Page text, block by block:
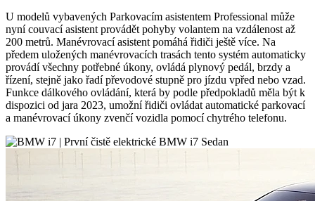
U modelů vybavených Parkovacím asistentem Professional může
nyní couvací asistent provádět pohyby volantem na vzdálenost až
200 metrů. Manévrovací asistent pomáhá řidiči ještě více. Na
předem uložených manévrovacích trasách tento systém automaticky
provádí všechny potřebné úkony, ovládá plynový pedál, brzdy a
řízení, stejně jako řadí převodové stupně pro jízdu vpřed nebo vzad.
Funkce dálkového ovládání, která by podle předpokladů měla být k
dispozici od jara 2023, umožní řidiči ovládat automatické parkovací
a manévrovací úkony zvenčí vozidla pomocí chytrého telefonu.